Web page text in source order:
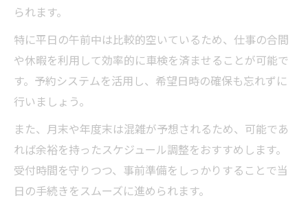
られます。
特に平日の午前中は比較的空いているため、仕事の合間
や休暇を利用して効率的に車検を済ませることが可能で
す。予約システムを活用し、希望日時の確保も忘れずに
行いましょう。
また、月末や年度末は混雑が予想されるため、可能であ
れば余裕を持ったスケジュール調整をおすすめします。
受付時間を守りつつ、事前準備をしっかりすることで当
日の手続きをスムーズに進められます。